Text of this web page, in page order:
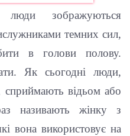
люди зображуються
темних сил,
в голови полову.
Як сьогодні люди,
сприймають відьом або
називають жінку з
вона використовує на